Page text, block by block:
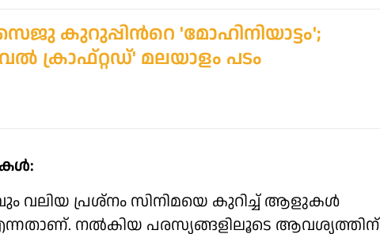
കുറുപ്പിന്‍റെ 'മോഹിനിയാട്ടം';
ക്രാഫ്റ്റഡ്' മലയാളം പടം
വലിയ പ്രശ്നം സിനിമയെ കുറിച്ച് ആളുകൾ
നൽകിയ പരസ്യങ്ങളിലൂടെ ആവശ്യത്തിന്